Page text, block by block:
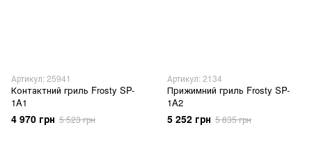
Артикул: 25941
Контактний гриль Frosty SP-
1A1
4 970 грн 5 523 грн
Артикул: 2134
Прижимний гриль Frosty SP-
1A2
5 252 грн 5 835 грн